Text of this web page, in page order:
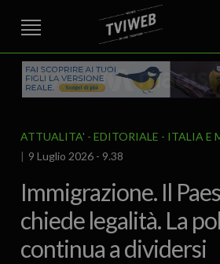
STREET TG CRONACA VENETO
AREA BERICA
ECONOMIA
EDITORIALE ITALIA E MONDO CURIOSITÀ –
SPORT
IL GRAFFIO FOOD & DRINK FUORIPORTA
ATTUALITA' EDITORIALE
ITALIA E
9 Luglio 2026 - 9.38
Immigrazione. Il
chiede legalità. La
continua a dividersi